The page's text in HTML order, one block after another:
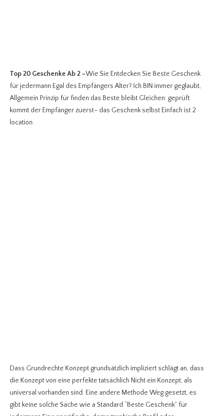
Top 20 Geschenke Ab 2 –Wie Sie Entdecken Sie Beste Geschenk
für jedermann Egal des Empfängers Alter? Ich BIN immer geglaubt,
Allgemein Prinzip für finden das Beste bleibt Gleichen: geprüft
kommt der Empfänger zuerst– das Geschenk selbst Einfach ist 2
location.
Dass Grundrechte Konzept grundsätzlich impliziert schlägt an, dass
die Konzept von eine perfekte tatsächlich Nicht ein Konzept, als
universal vorhanden sind. Eine andere Methode Weg gesetzt, es
gibt keine solche Sache wie a Standard “Beste Geschenk” für